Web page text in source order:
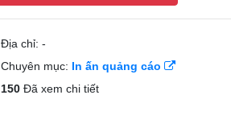
Địa chỉ: -
Chuyên mục: In ấn quảng cáo
150Đã xem chi tiết